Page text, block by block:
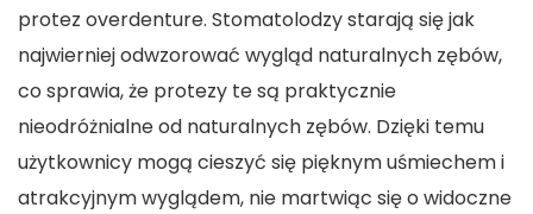
protez overdenture. Stomatolodzy starają się jak
najwierniej odwzorować wygląd naturalnych zębów,
co sprawia, że protezy te są praktycznie
nieodróżnialne od naturalnych zębów. Dzięki temu
użytkownicy mogą cieszyć się pięknym uśmiechem i
atrakcyjnym wyglądem, nie martwiąc się o widoczne